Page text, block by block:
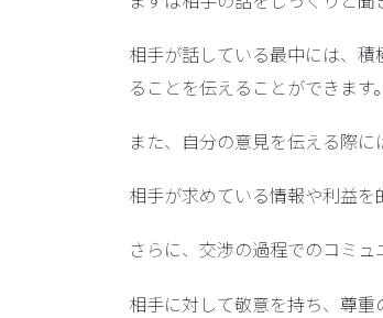
相手が話している最中には、
ることを伝えることができます。
また、自分の意見を伝える際に
相手が求めている情報や利益を
さらに、交渉の過程でのコミュ
相手に対して敬意を持ち、尊重